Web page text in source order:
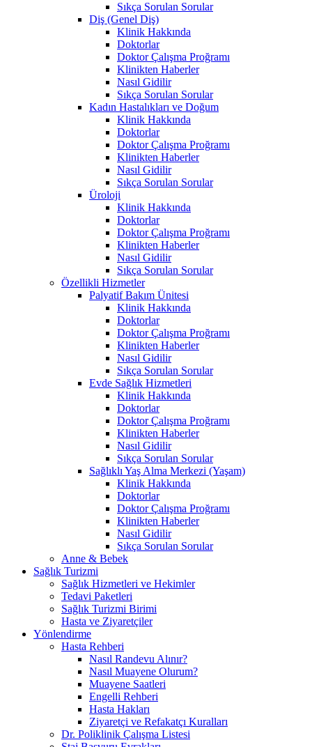
Sıkça Sorulan Sorular
Diş (Genel Diş)
Klinik Hakkında
Doktorlar
Doktor Çalışma Proğramı
Klinikten Haberler
Nasıl Gidilir
Sıkça Sorulan Sorular
Kadın Hastalıkları ve Doğum
Klinik Hakkında
Doktorlar
Doktor Çalışma Proğramı
Klinikten Haberler
Nasıl Gidilir
Sıkça Sorulan Sorular
Üroloji
Klinik Hakkında
Doktorlar
Doktor Çalışma Proğramı
Klinikten Haberler
Nasıl Gidilir
Sıkça Sorulan Sorular
Özellikli Hizmetler
Palyatif Bakım Ünitesi
Klinik Hakkında
Doktorlar
Doktor Çalışma Proğramı
Klinikten Haberler
Nasıl Gidilir
Sıkça Sorulan Sorular
Evde Sağlık Hizmetleri
Klinik Hakkında
Doktorlar
Doktor Çalışma Proğramı
Klinikten Haberler
Nasıl Gidilir
Sıkça Sorulan Sorular
Sağlıklı Yaş Alma Merkezi (Yaşam)
Klinik Hakkında
Doktorlar
Doktor Çalışma Proğramı
Klinikten Haberler
Nasıl Gidilir
Sıkça Sorulan Sorular
Anne & Bebek
Sağlık Turizmi
Sağlık Hizmetleri ve Hekimler
Tedavi Paketleri
Sağlık Turizmi Birimi
Hasta ve Ziyaretçiler
Yönlendirme
Hasta Rehberi
Nasıl Randevu Alınır?
Nasıl Muayene Olurum?
Muayene Saatleri
Engelli Rehberi
Hasta Hakları
Ziyaretçi ve Refakatçı Kuralları
Dr. Poliklinik Çalışma Listesi